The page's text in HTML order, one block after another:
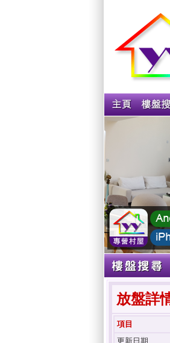
放盤詳
項目
更新日期